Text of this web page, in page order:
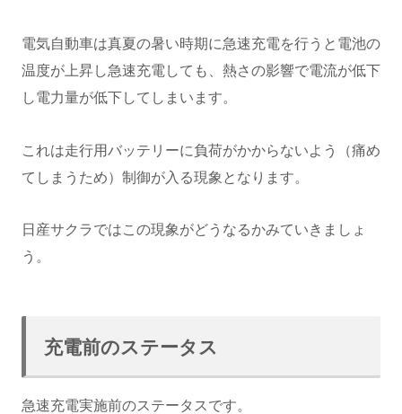
電気自動車は真夏の暑い時期に急速充電を行うと電池の
温度が上昇し急速充電しても、熱さの影響で電流が低下
し電力量が低下してしまいます。
これは走行用バッテリーに負荷がかからないよう（痛め
てしまうため）制御が入る現象となります。
日産サクラではこの現象がどうなるかみていきましょ
う。
充電前のステータス
急速充電実施前のステータスです。